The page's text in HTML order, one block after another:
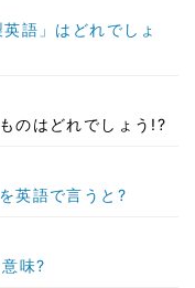
語」はどれでしょ
のはどれでしょう!?
英語で言うと?
味?